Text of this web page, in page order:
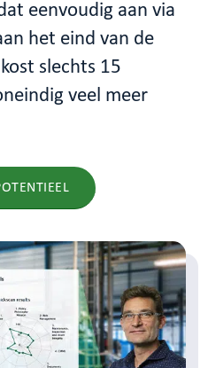
eenvoudig aan via
het eind van de
slechts 15
veel meer